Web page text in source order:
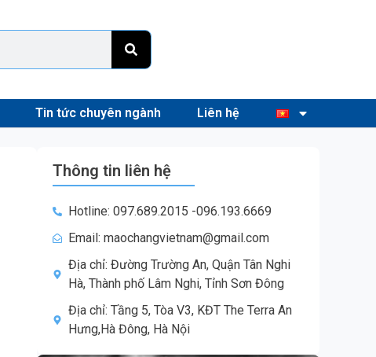
Tin tức chuyên ngành Liên hệ
Thông tin liên hệ
Hotline: 097.689.2015 -096.193.6669
Email: maochangvietnam@gmail.com
Địa chỉ: Đường Trường An, Quận Tân Nghi
Hà, Thành phố Lâm Nghi, Tỉnh Sơn Đông
Địa chỉ: Tầng 5, Tòa V3, KĐT The Terra An
Hưng,Hà Đông, Hà Nội